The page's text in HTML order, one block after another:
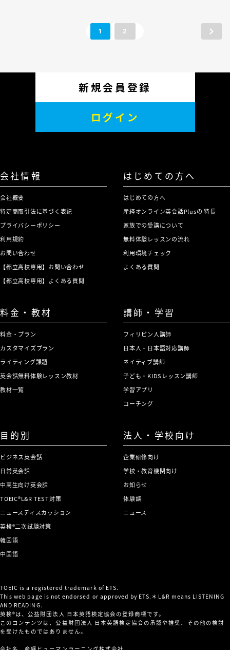
1 2
新規会員登録
ログイン
会社情報
会社概要
特定商取引法に基づく表記
プライバシーポリシー
利用規約
お問い合わせ
【都立高校専用】お問い合わせ
【都立高校専用】よくある質問
はじめての方へ
はじめての方へ
産経オンライン英会話Plusの 特長
家族での受講について
無料体験レッスンの流れ
利用環境チェック
よくある質問
料金・教材
料金・プラン
カスタマイズプラン
ライティング課題
英会話無料体験レッスン教材
教材一覧
講師・学習
フィリピン人講師
日本人・日本語対応講師
ネイティブ講師
子ども・KIDSレッスン講師
学習アプリ
コーチング
目的別
ビジネス英会話
日常英会話
中高生向け英会話
TOEIC®L&R TEST対策
ニュースディスカッション
英検®二次試験対策
韓国語
中国語
法人・学校向け
企業研修向け
学校・教育機関向け
お知らせ
体験談
ニュース
TOEIC is a registered trademark of ETS.
This web page is not endorsed or approved by ETS.＊L&R means LISTENING
AND READING.
英検®は、公益財団法人 日本英語検定協会の登録商標です。
このコンテンツは、公益財団法人 日本英語検定協会の承認や推奨、その他の検討
を受けたものではありません。